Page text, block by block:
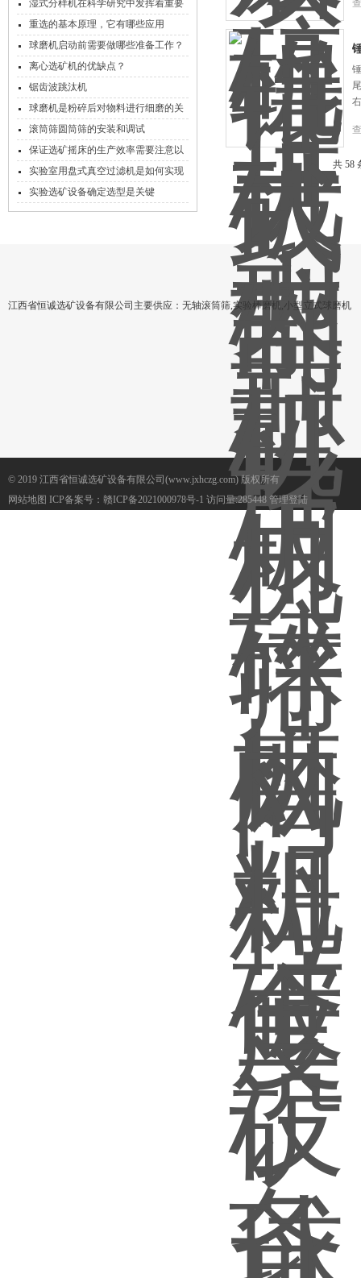
湿式分样机在科学研究中发挥着重要
作用
重选的基本原理，它有哪些应用
球磨机启动前需要做哪些准备工作？
离心选矿机的优缺点？
锯齿波跳汰机
球磨机是粉碎后对物料进行细磨的关
键设备
滚筒筛圆筒筛的安装和调试
保证选矿摇床的生产效率需要注意以
下几点
实验室用盘式真空过滤机是如何实现
实验的
实验选矿设备确定选型是关键
共 58
江西省恒诚选矿设备有限公司主要供应：无轴滚筒筛,实验棒磨机,小型立式球磨机
© 2019 江西省恒诚选矿设备有限公司(www.jxhczg.com) 版权所有
网站地图 ICP备案号： 赣ICP备2021000978号-1 访问量:285448 管理登陆